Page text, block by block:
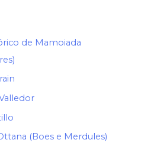
de Mamoiada
(Boes e Merdules)